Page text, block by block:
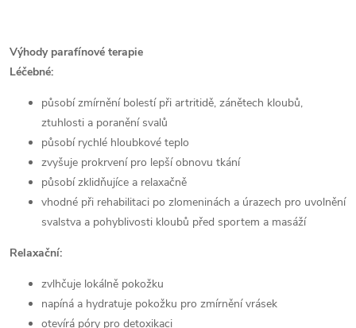
Výhody parafínové terapie
Léčebné:
působí zmírnění bolestí při artritidě, zánětech kloubů,
ztuhlosti a poranění svalů
působí rychlé hloubkové teplo
zvyšuje prokrvení pro lepší obnovu tkání
působí zklidňujíce a relaxačně
vhodné při rehabilitaci po zlomeninách a úrazech pro uvolnění
svalstva a pohyblivosti kloubů před sportem a masáží
Relaxační:
zvlhčuje lokálně pokožku
napíná a hydratuje pokožku pro zmírnění vrásek
otevírá póry pro detoxikaci